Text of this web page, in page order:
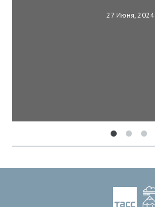
27 Июня, 2024